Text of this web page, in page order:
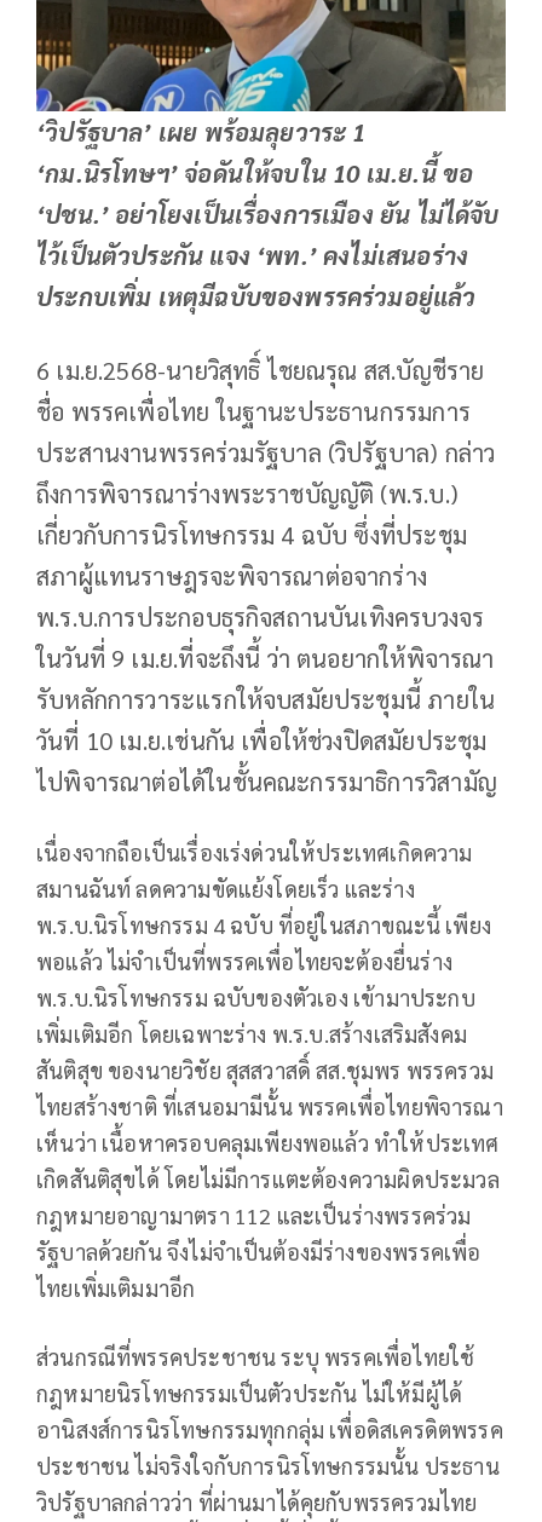
‘วิปรัฐบาล’ เผย พร้อมลุยวาระ 1
‘กม.นิรโทษฯ’ จ่อดันให้จบใน 10 เม.ย.นี้ ขอ
‘ปชน.’ อย่าโยงเป็นเรื่องการเมือง ยัน ไม่ได้จับ
ไว้เป็นตัวประกัน แจง ‘พท.’ คงไม่เสนอร่าง
ประกบเพิ่ม เหตุมีฉบับของพรรคร่วมอยู่แล้ว
6 เม.ย.2568-นายวิสุทธิ์ ไชยณรุณ สส.บัญชีราย
ชื่อ พรรคเพื่อไทย ในฐานะประธานกรรมการ
ประสานงานพรรคร่วมรัฐบาล (วิปรัฐบาล) กล่าว
ถึงการพิจารณาร่างพระราชบัญญัติ (พ.ร.บ.)
เกี่ยวกับการนิรโทษกรรม 4 ฉบับ ซึ่งที่ประชุม
สภาผู้แทนราษฎรจะพิจารณาต่อจากร่าง
พ.ร.บ.การประกอบธุรกิจสถานบันเทิงครบวงจร
ในวันที่ 9 เม.ย.ที่จะถึงนี้ ว่า ตนอยากให้พิจารณา
รับหลักการวาระแรกให้จบสมัยประชุมนี้ ภายใน
วันที่ 10 เม.ย.เช่นกัน เพื่อให้ช่วงปิดสมัยประชุม
ไปพิจารณาต่อได้ในชั้นคณะกรรมาธิการวิสามัญ
เนื่องจากถือเป็นเรื่องเร่งด่วนให้ประเทศเกิดความ
สมานฉันท์ ลดความขัดแย้งโดยเร็ว และร่าง
พ.ร.บ.นิรโทษกรรม 4 ฉบับ ที่อยู่ในสภาขณะนี้ เพียง
พอแล้ว ไม่จำเป็นที่พรรคเพื่อไทยจะต้องยื่นร่าง
พ.ร.บ.นิรโทษกรรม ฉบับของตัวเอง เข้ามาประกบ
เพิ่มเติมอีก โดยเฉพาะร่าง พ.ร.บ.สร้างเสริมสังคม
สันติสุข ของนายวิชัย สุสสวาสดิ์ สส.ชุมพร พรรครวม
ไทยสร้างชาติ ที่เสนอมามีนั้น พรรคเพื่อไทยพิจารณา
เห็นว่า เนื้อหาครอบคลุมเพียงพอแล้ว ทำให้ประเทศ
เกิดสันติสุขได้ โดยไม่มีการแตะต้องความผิดประมวล
กฎหมายอาญามาตรา 112 และเป็นร่างพรรคร่วม
รัฐบาลด้วยกัน จึงไม่จำเป็นต้องมีร่างของพรรคเพื่อ
ไทยเพิ่มเติมมาอีก
ส่วนกรณีที่พรรคประชาชน ระบุ พรรคเพื่อไทยใช้
กฎหมายนิรโทษกรรมเป็นตัวประกัน ไม่ให้มีผู้ได้
อานิสงส์การนิรโทษกรรมทุกกลุ่ม เพื่อดิสเครดิตพรรค
ประชาชน ไม่จริงใจกับการนิรโทษกรรมนั้น ประธาน
วิปรัฐบาลกล่าวว่า ที่ผ่านมาได้คุยกับพรรครวมไทย